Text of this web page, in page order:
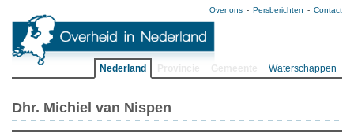
Over ons Persberichten Contact
Nederland Waterschappen
Dhr. Michiel van Nispen